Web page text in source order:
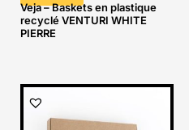
Veja – Baskets en plastique
recyclé VENTURI WHITE
PIERRE